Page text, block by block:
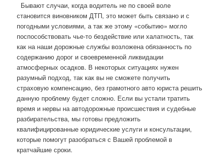
Бывают случаи, когда водитель не по своей воле
становится виновником ДТП, это может быть связано и с
погодными условиями, а так же этому «событию» могло
поспособствовать чье-то бездействие или халатность, так
как на наши дорожные службы возложена обязанность по
содержанию дорог и своевременной ликвидации
атмосферных осадков. В некоторых ситуациях нужен
разумный подход, так как вы не сможете получить
страховую компенсацию, без грамотного авто юриста решить
данную проблему будет сложно. Если вы устали тратить
время и нервы на автодорожные происшествия и судебные
разбирательства, мы готовы предложить
квалифицированные юридические услуги и консультации,
которые помогут разобраться с Вашей проблемой в
кратчайшие сроки.